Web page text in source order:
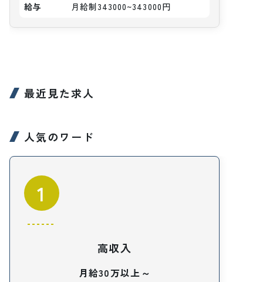
給与
月給制343000~343000円
最近見た求人
人気のワード
1
高収入
月給30万以上～